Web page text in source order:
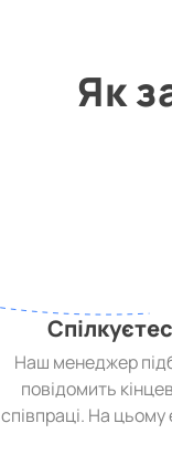
Як
Наш менеджер
повідомить
співпраці. На